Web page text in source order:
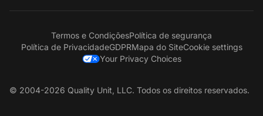
Termos e CondiçõesPolítica de segurança
Política de PrivacidadeGDPRMapa do SiteCookie settings
Your Privacy Choices
© 2004-2026 Quality Unit, LLC. Todos os direitos reservados.